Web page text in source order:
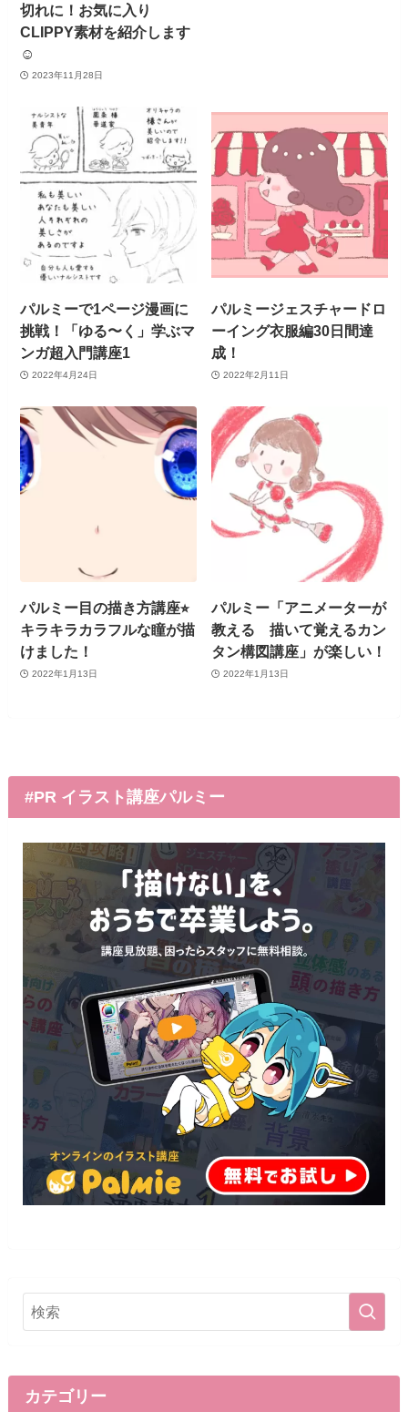
切れに！お気に入り
CLIPPY素材を紹介します
☺️
2023年11月28日
パルミーで1ページ漫画に
挑戦！「ゆる〜く」学ぶマ
ンガ超入門講座1
2022年4月24日
パルミージェスチャードロ
ーイング衣服編30日間達
成！
2022年2月11日
パルミー目の描き方講座⭐︎
キラキラカラフルな瞳が描
けました！
2022年1月13日
パルミー「アニメーターが
教える 描いて覚えるカン
タン構図講座」が楽しい！
2022年1月13日
#PR イラスト講座パルミー
カテゴリー